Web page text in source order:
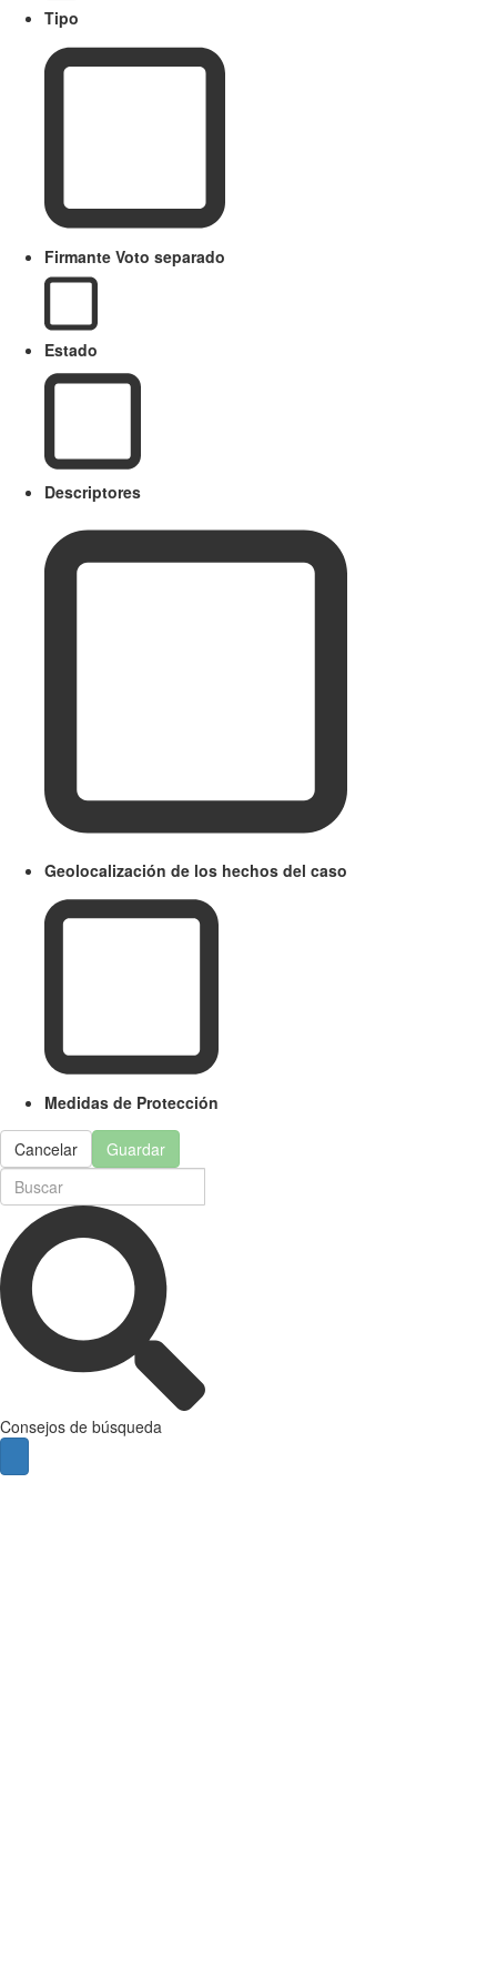
Tipo
Firmante Voto separado
Estado
Descriptores
Geolocalización de los hechos del caso
Medidas de Protección
Cancelar Guardar
Consejos de búsqueda